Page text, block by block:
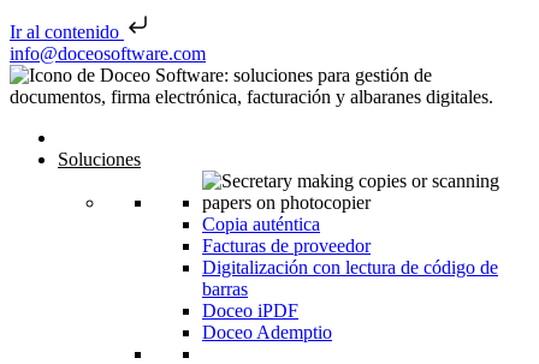
Ir al contenido
Saltar al contenido
info@doceosoftware.com
Navegación de entradas
Soluciones
Copia auténtica
Facturas de proveedor
Digitalización con lectura de código de
barras
Doceo iPDF
Doceo Ademptio